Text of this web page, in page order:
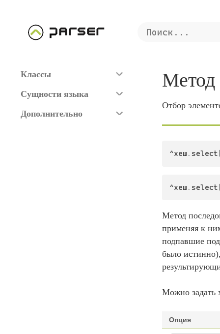
Классы
Сущности языка
Дополнительно
Метод
Отбор
Метод
применяя к
подпавшие
было
Можно задать
Опция